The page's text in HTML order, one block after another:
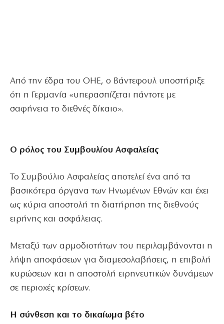
Από την έδρα του ΟΗΕ, ο Βάντεφουλ υποστήριξε
ότι η Γερμανία «υπερασπίζεται πάντοτε με
σαφήνεια το διεθνές δίκαιο».
Ο ρόλος του Συμβουλίου Ασφαλείας
Το Συμβούλιο Ασφαλείας αποτελεί ένα από τα
βασικότερα όργανα των Ηνωμένων Εθνών και έχει
ως κύρια αποστολή τη διατήρηση της διεθνούς
ειρήνης και ασφάλειας.
Μεταξύ των αρμοδιοτήτων του περιλαμβάνονται η
λήψη αποφάσεων για διαμεσολαβήσεις, η επιβολή
κυρώσεων και η αποστολή ειρηνευτικών δυνάμεων
σε περιοχές κρίσεων.
Η σύνθεση και το δικαίωμα βέτο